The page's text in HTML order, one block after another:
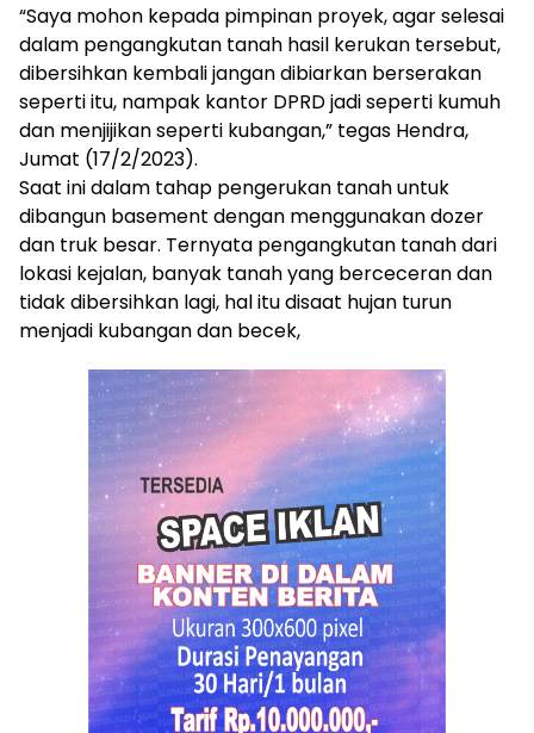
“Saya mohon kepada pimpinan proyek, agar selesai
dalam pengangkutan tanah hasil kerukan tersebut,
dibersihkan kembali jangan dibiarkan berserakan
seperti itu, nampak kantor DPRD jadi seperti kumuh
dan menjijikan seperti kubangan,” tegas Hendra,
Jumat (17/2/2023).
Saat ini dalam tahap pengerukan tanah untuk
dibangun basement dengan menggunakan dozer
dan truk besar. Ternyata pengangkutan tanah dari
lokasi kejalan, banyak tanah yang berceceran dan
tidak dibersihkan lagi, hal itu disaat hujan turun
menjadi kubangan dan becek,